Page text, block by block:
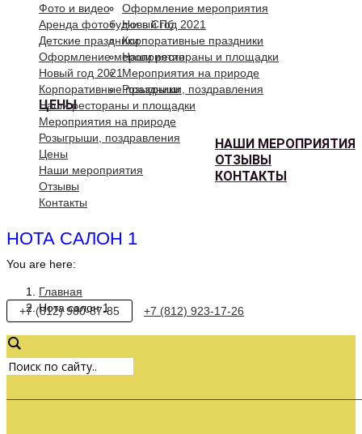
Оформление мероприятия
Новый год 2021
Корпоративные праздники
Наши рестораны и площадки
Мероприятия на природе
Розыгрыши, поздравления
ЦЕНЫ
НАШИ МЕРОПРИЯТИЯ
ОТЗЫВЫ
КОНТАКТЫ
Фото и видео
Аренда фотобудки в СПб
Детские праздники
Оформление мероприятия
Новый год 2021
Корпоративные праздники
Наши рестораны и площадки
Мероприятия на природе
Розыгрыши, поздравления
Цены
Наши мероприятия
Отзывы
Контакты
НОТА САЛОН 1
You are here:
Главная
Нота салон 1
+7 (812) 980-87-85 +7 (812) 923-17-26